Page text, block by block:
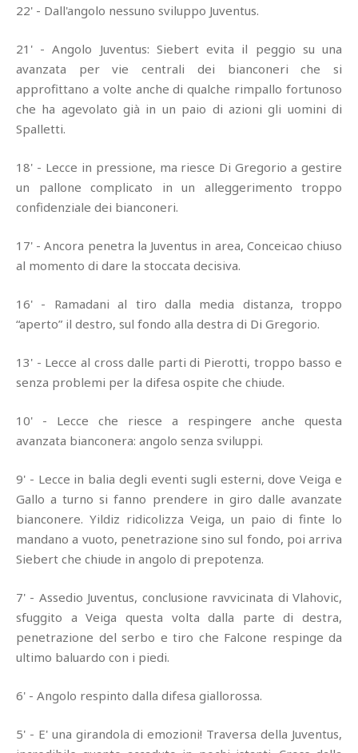
22' - Dall'angolo nessuno sviluppo Juventus.
21' - Angolo Juventus: Siebert evita il peggio su una
avanzata per vie centrali dei bianconeri che si
approfittano a volte anche di qualche rimpallo fortunoso
che ha agevolato già in un paio di azioni gli uomini di
Spalletti.
18' - Lecce in pressione, ma riesce Di Gregorio a gestire
un pallone complicato in un alleggerimento troppo
confidenziale dei bianconeri.
17' - Ancora penetra la Juventus in area, Conceicao chiuso
al momento di dare la stoccata decisiva.
16' - Ramadani al tiro dalla media distanza, troppo
“aperto” il destro, sul fondo alla destra di Di Gregorio.
13' - Lecce al cross dalle parti di Pierotti, troppo basso e
senza problemi per la difesa ospite che chiude.
10' - Lecce che riesce a respingere anche questa
avanzata bianconera: angolo senza sviluppi.
9' - Lecce in balia degli eventi sugli esterni, dove Veiga e
Gallo a turno si fanno prendere in giro dalle avanzate
bianconere. Yildiz ridicolizza Veiga, un paio di finte lo
mandano a vuoto, penetrazione sino sul fondo, poi arriva
Siebert che chiude in angolo di prepotenza.
7' - Assedio Juventus, conclusione ravvicinata di Vlahovic,
sfuggito a Veiga questa volta dalla parte di destra,
penetrazione del serbo e tiro che Falcone respinge da
ultimo baluardo con i piedi.
6' - Angolo respinto dalla difesa giallorossa.
5' - E' una girandola di emozioni! Traversa della Juventus,